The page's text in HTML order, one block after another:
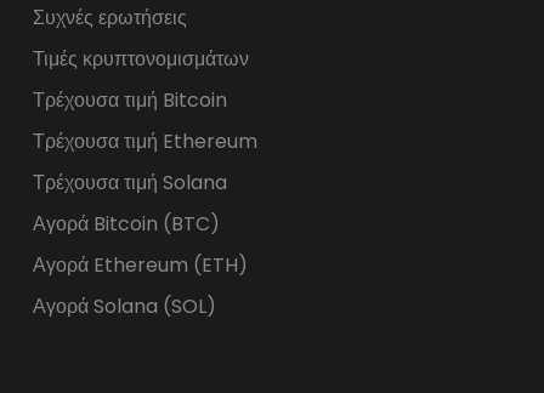
Συχνές ερωτήσεις
Τιμές κρυπτονομισμάτων
Τρέχουσα τιμή Bitcoin
Τρέχουσα τιμή Ethereum
Τρέχουσα τιμή Solana
Αγορά Bitcoin (BTC)
Αγορά Ethereum (ETH)
Αγορά Solana (SOL)